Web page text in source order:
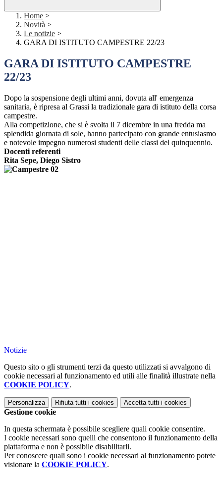
Home >
Novità >
Le notizie >
GARA DI ISTITUTO CAMPESTRE 22/23
GARA DI ISTITUTO CAMPESTRE
22/23
Dopo la sospensione degli ultimi anni, dovuta all' emergenza
sanitaria, è ripresa al Grassi la tradizionale gara di istituto della corsa
campestre.
Alla competizione, che si è svolta il 7 dicembre in una fredda ma
splendida giornata di sole, hanno partecipato con grande entusiasmo
e notevole impegno numerosi studenti delle classi del quinquennio.
Docenti referenti
Rita Sepe, Diego Sistro
Notizie
Questo sito o gli strumenti terzi da questo utilizzati si avvalgono di
cookie necessari al funzionamento ed utili alle finalità illustrate nella
COOKIE POLICY.
Personalizza Rifiuta tutti i cookies Accetta tutti i cookies
Gestione cookie
In questa schermata è possibile scegliere quali cookie consentire.
I cookie necessari sono quelli che consentono il funzionamento della
piattaforma e non è possibile disabilitarli.
Per conoscere quali sono i cookie necessari al funzionamento potete
visionare la COOKIE POLICY.